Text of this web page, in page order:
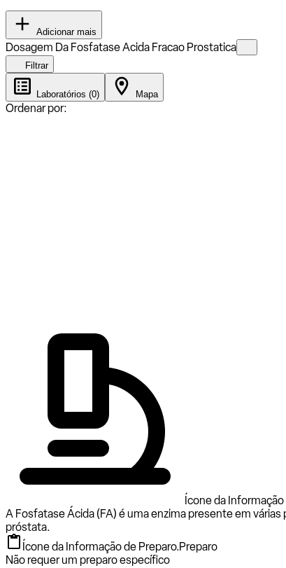
Adicionar mais
Dosagem Da Fosfatase Acida Fracao Prostatica
Filtrar
Laboratórios (0) Mapa
Ordenar por:
Ícone da
A Fosfatase Ácida (FA) é uma enzima presente em
próstata.
Ícone da Informação de Preparo.Preparo
Não requer um preparo específico